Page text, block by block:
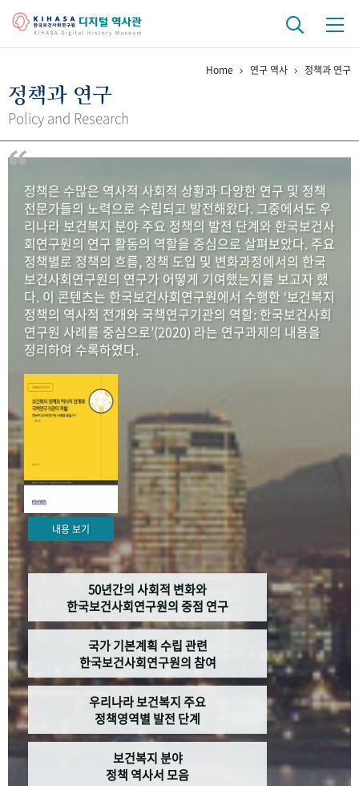
걸어온 길 기관 변천사
연구 역사
정책과 연구 키워드로 보는 연구 역사
연구자들
간행물 변천사
기록물 아카이브
사진 아카이브 문서 기록물 행정박물 영상 기록물
50+1주년 기념
성과 50선 숫자로 보는 50년
세계와 함께 한 KIHASA
VR 역사관
Home 연구 역사 정책과 연구
정책과 연구
Policy and Research
정책은 수많은 역사적 사회적 상황과 다양한 연구 및 정책
전문가들의 노력으로 수립되고 발전해왔다. 그중에서도 우
리나라 보건복지 분야 주요 정책의 발전 단계와 한국보건사
회연구원의 연구 활동의 역할을 중심으로 살펴보았다. 주요
정책별로 정책의 흐름, 정책 도입 및 변화과정에서의 한국
보건사회연구원의 연구가 어떻게 기여했는지를 보고자 했
다. 이 콘텐츠는 한국보건사회연구원에서 수행한 ‘보건복지
정책의 역사적 전개와 국책연구기관의 역할: 한국보건사회
연구원 사례를 중심으로’(2020) 라는 연구과제의 내용을
정리하여 수록하였다.
내용 보기
50년간의 사회적 변화와
한국보건사회연구원의 중점 연구
국가 기본계획 수립 관련
한국보건사회연구원의 참여
우리나라 보건복지 주요
정책영역별 발전 단계
보건복지 분야
정책 역사서 모음